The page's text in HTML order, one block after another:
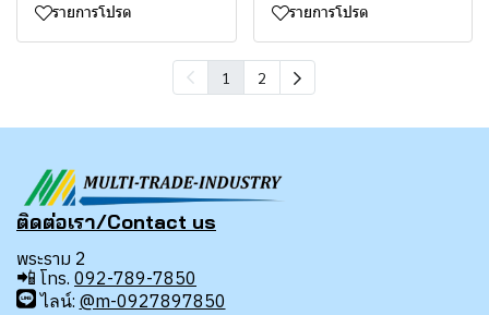
รายการโปรด
รายการโปรด
1 2
ติดต่อเรา/Contact us
พระราม 2
📲 โทร. 092-789-7850
ไลน์: @m-0927897850